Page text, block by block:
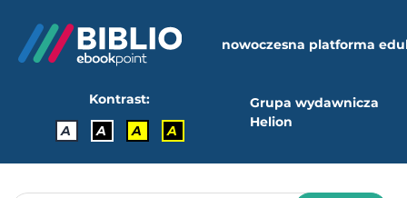
nowoczesna platforma
Kontrast:
A
A A A
Grupa wydawnicza
Helion